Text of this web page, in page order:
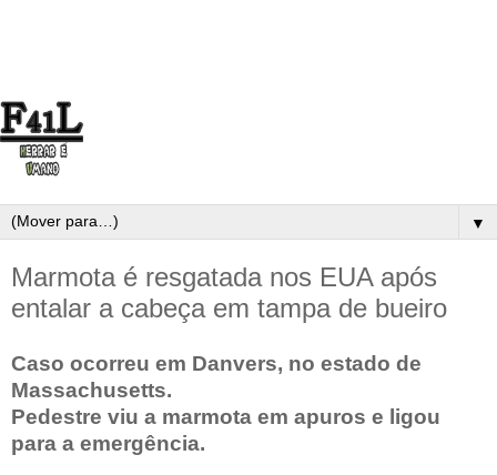
▼
Marmota é resgatada nos EUA após
entalar a cabeça em tampa de bueiro
Caso ocorreu em Danvers, no estado de
Massachusetts.
Pedestre viu a marmota em apuros e ligou
para a emergência.